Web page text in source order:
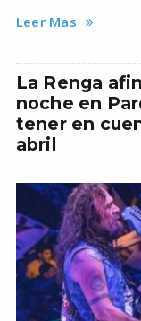
Leer Mas
La Renga
noche en
tener en
abril